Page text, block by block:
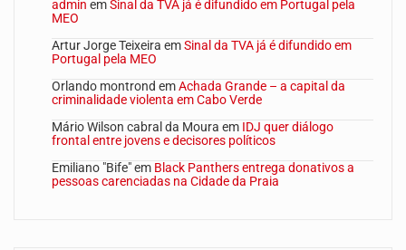
admin emSinal da TVA já é difundido em Portugal pela
MEO
Artur Jorge Teixeira emSinal da TVA já é difundido em
Portugal pela MEO
Orlando montrond emAchada Grande – a capital da
criminalidade violenta em Cabo Verde
Mário Wilson cabral da Moura em IDJ quer diálogo
frontal entre jovens e decisores políticos
Emiliano "Bife"em Black Panthers entrega donativos a
pessoas carenciadas na Cidade da Praia